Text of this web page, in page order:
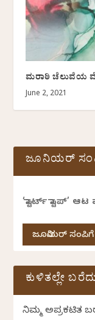
ಮರಾಠಿ ಚೆಲುವೆಯ
June 2, 2021
ಜೂನಿಯರ್
‘ಸ್ಟಾರ್ಟ್ ಸ್ಟಾಪ್’
ಜೂನಿಯರ್ ಸಂಪಿಗೆ
ಕುಳಿತಲ್ಲೇ
ನಿಮ್ಮ ಅಪ್ರಕಟಿತ